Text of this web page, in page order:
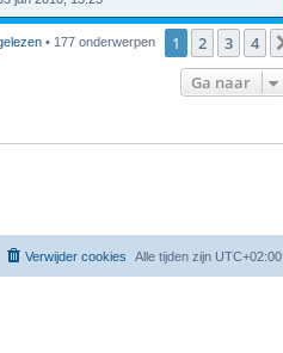
• 177 onderwerpen 1 2 3 4
Ga naar
Alle tijden zijn UTC+02:00
Verwijder cookies